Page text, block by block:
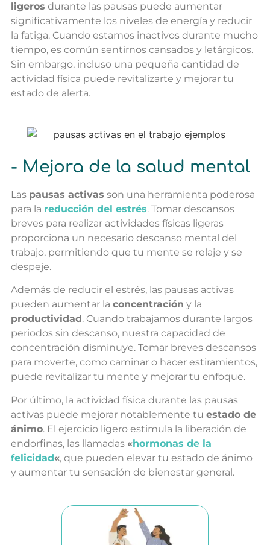
ligeros durante las pausas puede aumentar
significativamente los niveles de energía y reducir
la fatiga. Cuando estamos inactivos durante mucho
tiempo, es común sentirnos cansados y letárgicos.
Sin embargo, incluso una pequeña cantidad de
actividad física puede revitalizarte y mejorar tu
estado de alerta.
- Mejora de la salud mental
Las pausas activas son una herramienta poderosa
para la reducción del estrés. Tomar descansos
breves para realizar actividades físicas ligeras
proporciona un necesario descanso mental del
trabajo, permitiendo que tu mente se relaje y se
despeje.
Además de reducir el estrés, las pausas activas
pueden aumentar la concentración y la
productividad . Cuando trabajamos durante largos
periodos sin descanso, nuestra capacidad de
concentración disminuye. Tomar breves descansos
para moverte, como caminar o hacer estiramientos,
puede revitalizar tu mente y mejorar tu enfoque.
Por último, la actividad física durante las pausas
activas puede mejorar notablemente tu estado de
ánimo. El ejercicio ligero estimula la liberación de
endorfinas, las llamadas «hormonas de la
felicidad«, que pueden elevar tu estado de ánimo
y aumentar tu sensación de bienestar general.